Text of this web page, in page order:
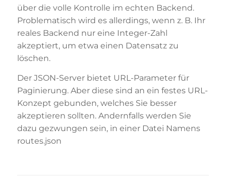
über die volle Kontrolle im echten Backend.
Problematisch wird es allerdings, wenn z. B. Ihr
reales Backend nur eine Integer-Zahl
akzeptiert, um etwa einen Datensatz zu
löschen.
Der JSON-Server bietet URL-Parameter für
Paginierung. Aber diese sind an ein festes URL-
Konzept gebunden, welches Sie besser
akzeptieren sollten. Andernfalls werden Sie
dazu gezwungen sein, in einer Datei Namens
routes.json